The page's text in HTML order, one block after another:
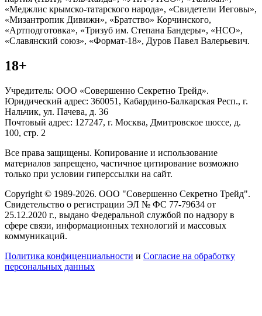
«Меджлис крымско-татарского народа», «Свидетели Иеговы»,
«Мизантропик Дивижн», «Братство» Корчинского,
«Артподготовка», «Тризуб им. Степана Бандеры», «НСО»,
«Славянский союз», «Формат-18», Дуров Павел Валерьевич.
18+
Учредитель: ООО «Совершенно Секретно Трейд».
Юридический адрес: 360051, Кабардино-Балкарская Респ., г.
Нальчик, ул. Пачева, д. 36
Почтовый адрес: 127247, г. Москва, Дмитровское шоссе, д.
100, стр. 2
Все права защищены. Копирование и использование
материалов запрещено, частичное цитирование возможно
только при условии гиперссылки на сайт.
Copyright © 1989-2026. ООО "Совершенно Секретно Трейд".
Свидетельство о регистрации ЭЛ № ФС 77-79634 от
25.12.2020 г., выдано Федеральной службой по надзору в
сфере связи, информационных технологий и массовых
коммуникаций.
Политика конфиценциальности и Согласие на обработку
персональных данных